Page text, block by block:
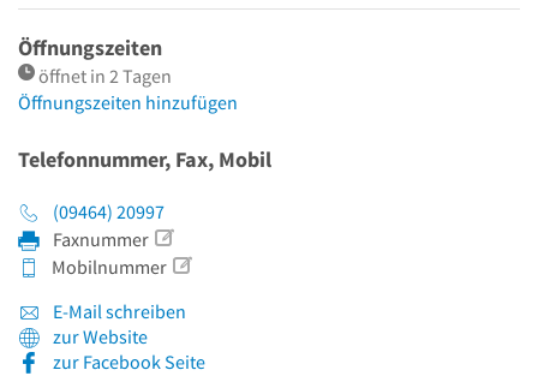
Öffnungszeiten
öffnet in 2 Tagen
Öffnungszeiten hinzufügen
Telefonnummer, Fax, Mobil
(09464) 20997
Faxnummer
Mobilnummer
E-Mail schreiben
zur Website
zur Facebook Seite